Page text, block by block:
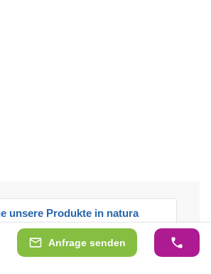
Anfrage senden
unsere Produkte in natura
unsere monatlichen Tipps und Angebote